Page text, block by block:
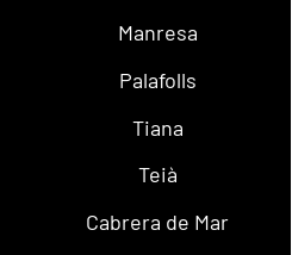
Manresa
Palafolls
Tiana
Teià
Cabrera de Mar